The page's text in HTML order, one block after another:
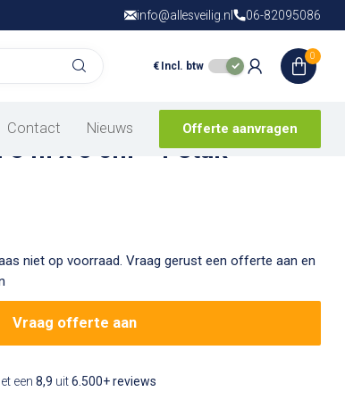
Gratis verzendingvanaf € 150,- in
info@allesveilig.nl 06-82095086
€ Incl. btw
0
Contact Nieuws Offerte aanvragen
5 m x 6 cm - 1 stuk
niet op voorraad. Vraag gerust een offerte aan en
Vraag offerte aan
een8,9 uit6.500+ reviews